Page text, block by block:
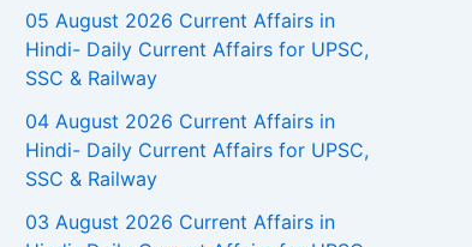
05 August 2026 Current Affairs in
Hindi- Daily Current Affairs for UPSC,
SSC & Railway
04 August 2026 Current Affairs in
Hindi- Daily Current Affairs for UPSC,
SSC & Railway
03 August 2026 Current Affairs in